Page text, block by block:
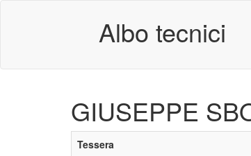
Albo tecnici
GIUSEPPE
Tessera